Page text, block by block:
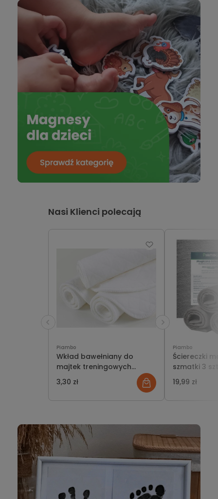
Nasi Klienci polecają
Piambo
Wkład bawełniany do
majtek treningowych
pieluch wielorazowych
3,30 zł
Piambo
Ściereczki
szmatki 3
szkła,
30x40 cm
19,99 zł